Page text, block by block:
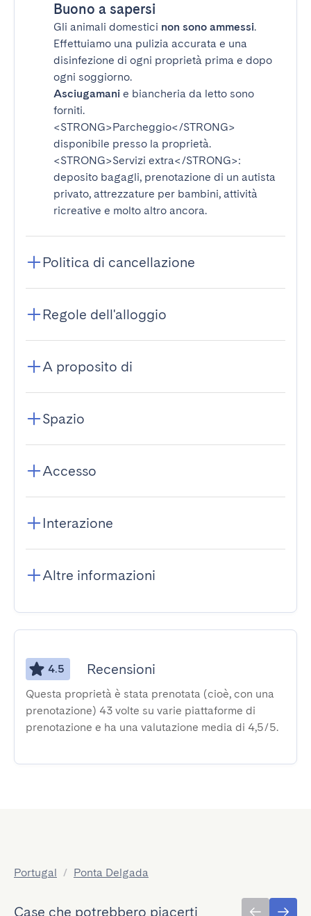
Buono a sapersi
Gli animali domestici non sono ammessi.
Effettuiamo una pulizia accurata e una
disinfezione di ogni proprietà prima e dopo
ogni soggiorno.
Asciugamani e biancheria da letto sono
forniti.
<STRONG>Parcheggio</STRONG>
disponibile presso la proprietà.
<STRONG>Servizi extra</STRONG>:
deposito bagagli, prenotazione di un autista
privato, attrezzature per bambini, attività
ricreative e molto altro ancora.
Politica di cancellazione
Regole dell'alloggio
A proposito di
Spazio
Accesso
Interazione
Altre informazioni
4.5 Recensioni
Questa proprietà è stata prenotata (cioè, con una
prenotazione) 43 volte su varie piattaforme di
prenotazione e ha una valutazione media di 4,5/5.
Portugal / Ponta Delgada
Case che potrebbero piacerti